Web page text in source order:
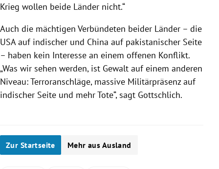
Krieg wollen beide Länder nicht.“
Auch die mächtigen Verbündeten beider Länder – die
USAauf indischer und China auf pakistanischer Seite
– haben kein Interesse an einem offenen Konflikt.
„Was wir sehen werden, ist Gewalt auf einem anderen
Niveau: Terroranschläge, massive Militärpräsenz auf
indischer Seite und mehr Tote“, sagt Gottschlich.
Zur Startseite Mehr aus Ausland